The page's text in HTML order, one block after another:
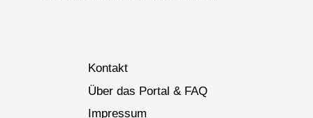
Kontakt
Über das Portal & FAQ
Impressum